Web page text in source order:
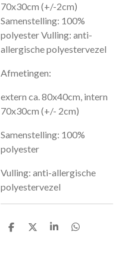
70x30cm (+/-2cm)
Samenstelling: 100%
polyester Vulling: anti-
allergische polyestervezel
Afmetingen:
extern ca. 80x40cm, intern
70x30cm (+/- 2cm)
Samenstelling: 100%
polyester
Vulling: anti-allergische
polyestervezel
D
D
S
D